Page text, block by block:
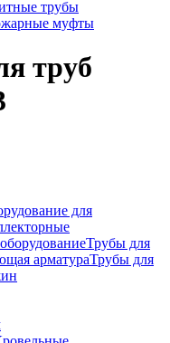
трубы
муфты
труб
для
Трубы для
арматураТрубы для